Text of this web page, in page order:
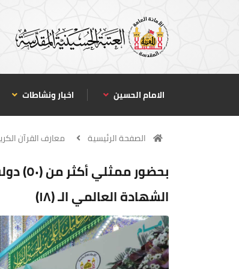
الامام الحسين اخبار ونشاطات
الصفحة الرئيسية معارف القرآن
الشهادة العالمي الـ (١٨)